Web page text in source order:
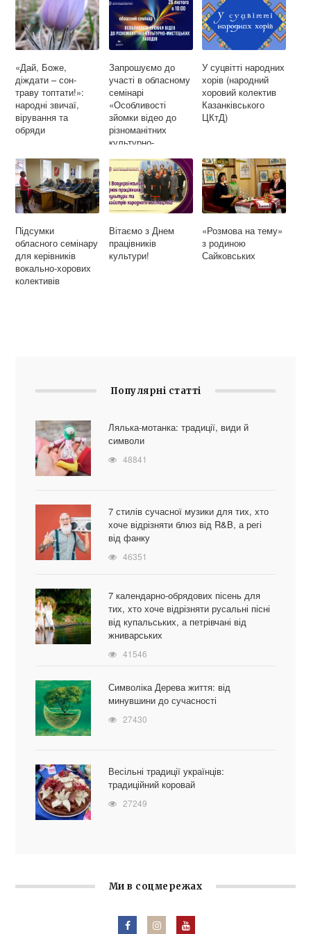
k
m
«Дай, Боже,
діждати – сон-
траву топтати!»:
народні звичаї,
вірування та
обряди
Запрошуємо до
участі в обласному
семінарі
«Особливості
зйомки відео до
різноманітних
культурно-
заходів»
У суцвітті народних
хорів (народний
хоровий колектив
Казанківського
ЦКтД)
Підсумки
обласного семінару
для керівників
вокально-хорових
колективів
Вітаємо з Днем
працівників
культури!
«Розмова на тему»
з родиною
Сайковських
Популярні статті
Лялька-мотанка: традиції, види й
символи
48841
7 стилів сучасної музики для тих, хто
хоче відрізняти блюз від R&B, а регі
від фанку
46351
7 календарно-обрядових пісень для
тих, хто хоче відрізняти русальні пісні
від купальських, а петрівчані від
жниварських
41546
Символіка Дерева життя: від
минувшини до сучасності
27430
Весільні традиції українців:
традиційний коровай
27249
Ми в соцмережах